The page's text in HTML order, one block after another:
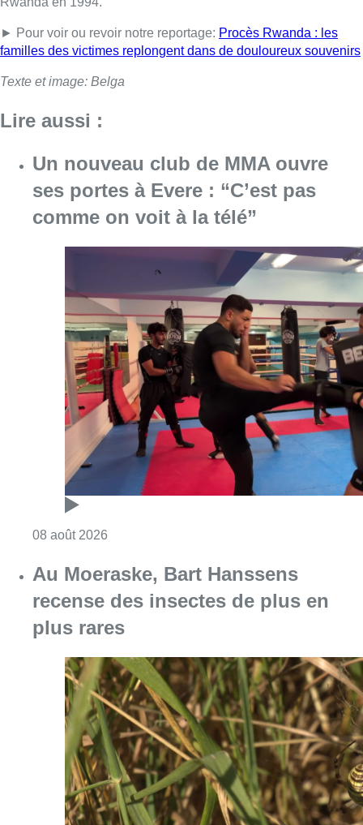
► Pour voir ou revoir notre reportage: Procès Rwanda : les
familles des victimes replongent dans de douloureux souvenirs
Texte et image: Belga
Lire aussi :
Un nouveau club de MMA ouvre
ses portes à Evere : “C’est pas
comme on voit à la télé”
08 août 2026
Au Moeraske, Bart Hanssens
recense des insectes de plus en
plus rares